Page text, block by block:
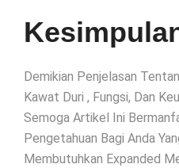
Demikian Penjelasan
Kawat Duri , Fungsi, Dan
Semoga Artikel Ini
Pengetahuan Bagi Anda
Membutuhkan Expanded